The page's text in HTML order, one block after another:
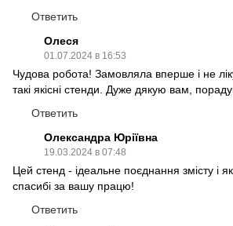
Ответить
Олеся
01.07.2024 в 16:53
Чудова робота! Замовляла вперше і не
такі якісні стенди. Дуже дякую вам,
Ответить
Олександра Юріївна
19.03.2024 в 07:48
Цей стенд - ідеальне поєднання змісту і
спасибі за вашу працю!
Ответить